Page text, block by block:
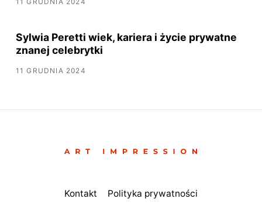
Sylwia Peretti wiek, kariera i życie prywatne
znanej celebrytki
11 GRUDNIA 2024
Kontakt Polityka prywatności